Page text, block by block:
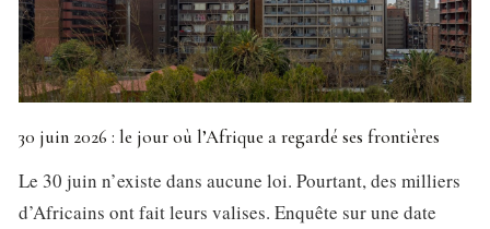
30 juin 2026 : le jour où l’Afrique a regardé ses frontières
Le 30 juin n’existe dans aucune loi. Pourtant, des milliers
d’Africains ont fait leurs valises. Enquête sur une date